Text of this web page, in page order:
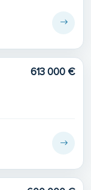
613 000 €